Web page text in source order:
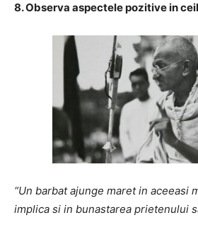
8. Observa aspectele pozitive in
“Un barbat ajunge maret in aceeasi
implica si in bunastarea prietenului